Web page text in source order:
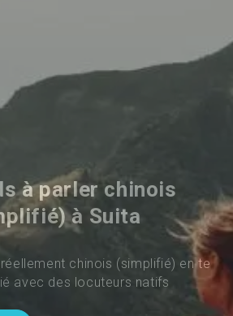
à parler chinois
à Suita
chinois (simplifié) en te
avec des locuteurs natifs